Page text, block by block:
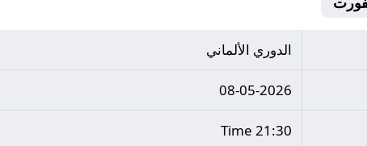
الدوري الألماني
08-05-2026
21:30 Time